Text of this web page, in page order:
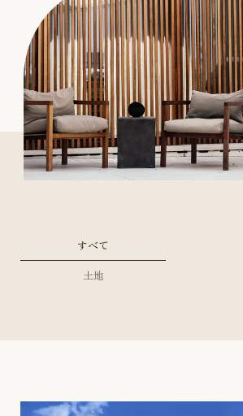
すべて
土地